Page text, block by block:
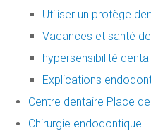
Utiliser un protège
Vacances et santé
hypersensibilité
Explications
Centre dentaire Place
Chirurgie endodontique